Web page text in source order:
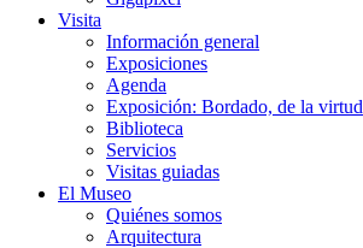
Visita
Información general
Exposiciones
Agenda
Exposición: Bordado, de la virtud
Biblioteca
Servicios
Visitas guiadas
El Museo
Quiénes somos
Arquitectura